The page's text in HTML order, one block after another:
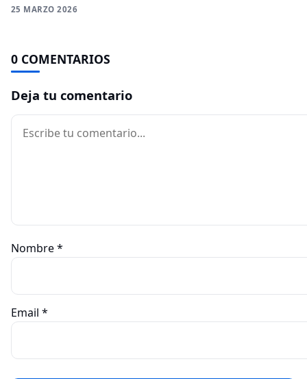
25 MARZO 2026
0 COMENTARIOS
Deja tu comentario
Comentario
Nombre*
Email *